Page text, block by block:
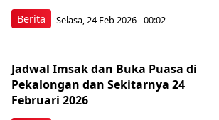
Berita Selasa, 24 Feb 2026 - 00:02
Jadwal Imsak dan Buka Puasa di
Pekalongan dan Sekitarnya 24
Februari 2026